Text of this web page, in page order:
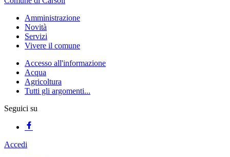
Amministrazione
Novità
Servizi
Vivere il comune
Accesso all'informazione
Acqua
Agricoltura
Tutti gli argomenti...
Seguici su
Accedi